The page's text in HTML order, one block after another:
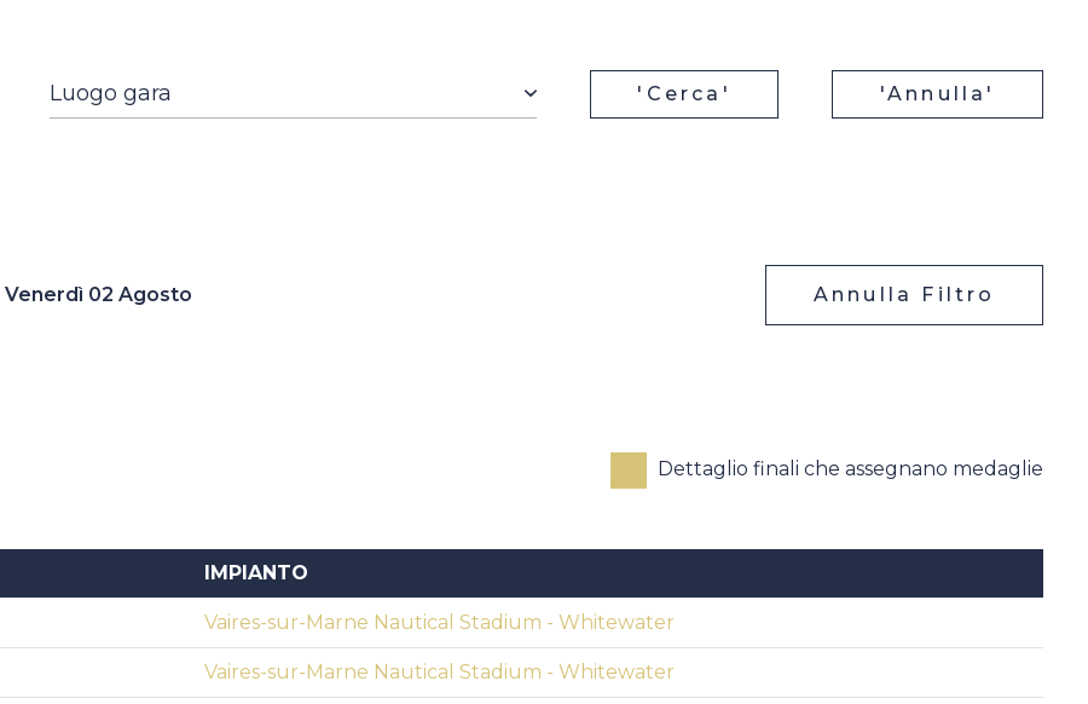
'Cerca' 'Annulla'
Venerdì 02 Agosto Annulla Filtro
Dettaglio finali che assegnano medaglie
IMPIANTO
Vaires-sur-Marne Nautical Stadium - Whitewater
Vaires-sur-Marne Nautical Stadium - Whitewater